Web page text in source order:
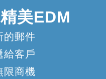
精美EDM
的郵件
給客戶
限商機